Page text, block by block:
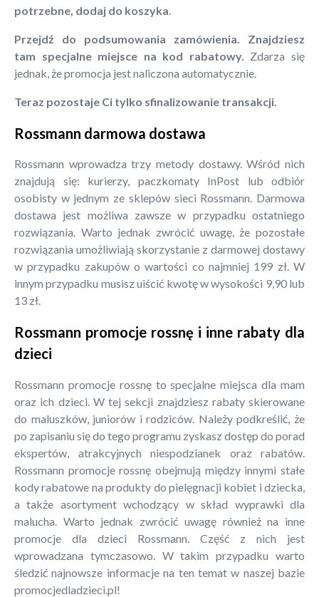
potrzebne, dodaj do koszyka.
Przejdź do podsumowania zamówienia. Znajdziesz
tam specjalne miejsce na kod rabatowy. Zdarza się
jednak, że promocja jest naliczona automatycznie.
Teraz pozostaje Ci tylko sfinalizowanie transakcji.
Rossmann darmowa dostawa
Rossmann wprowadza trzy metody dostawy. Wśród nich
znajdują się: kurierzy, paczkomaty InPost lub odbiór
osobisty w jednym ze sklepów sieci Rossmann. Darmowa
dostawa jest możliwa zawsze w przypadku ostatniego
rozwiązania. Warto jednak zwrócić uwagę, że pozostałe
rozwiązania umożliwiają skorzystanie z darmowej dostawy
w przypadku zakupów o wartości co najmniej 199 zł. W
innym przypadku musisz uiścić kwotę w wysokości 9,90 lub
13 zł.
Rossmann promocje rossnę i inne rabaty dla
dzieci
Rossmann promocje rossnę to specjalne miejsca dla mam
oraz ich dzieci. W tej sekcji znajdziesz rabaty skierowane
do maluszków, juniorów i rodziców. Należy podkreślić, że
po zapisaniu się do tego programu zyskasz dostęp do porad
ekspertów, atrakcyjnych niespodzianek oraz rabatów.
Rossmann promocje rossnę obejmują między innymi stałe
kody rabatowe na produkty do pielęgnacji kobiet i dziecka,
a także asortyment wchodzący w skład wyprawki dla
malucha. Warto jednak zwrócić uwagę również na inne
promocje dla dzieci Rossmann. Część z nich jest
wprowadzana tymczasowo. W takim przypadku warto
śledzić najnowsze informacje na ten temat w naszej bazie
promocjedladzieci.pl!